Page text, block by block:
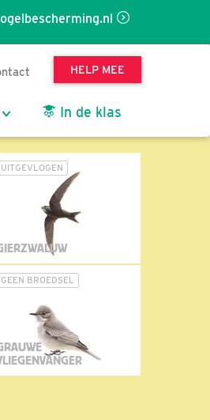
HELP MEE
In de klas
UITGEVLOGEN
GEEN BROEDSEL